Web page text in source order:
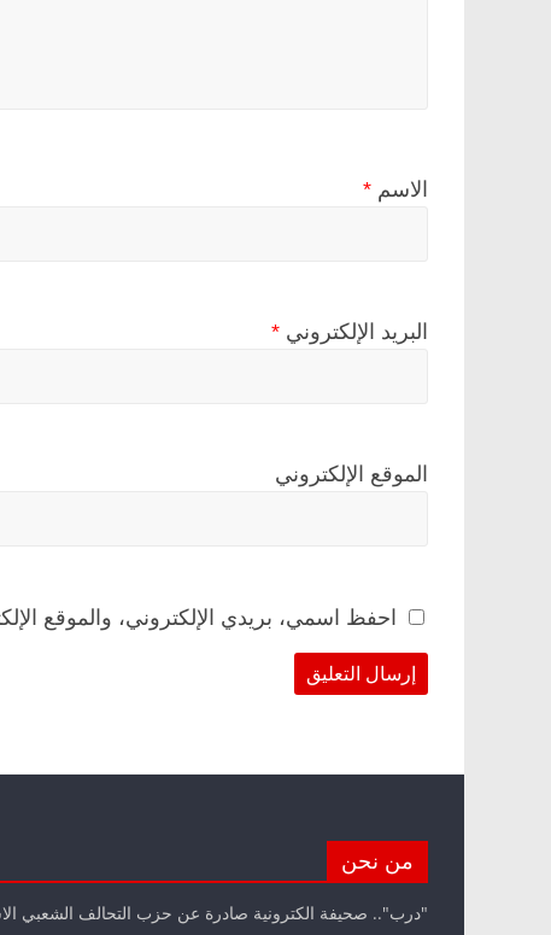
الاسم *
البريد الإلكتروني *
الموقع الإلكتروني
احفظ اسمي، بريدي الإلكتروني، والموقع
من نحن
"درب".. صحيفة الكترونية صادرة عن حزب التحالف الشعبي